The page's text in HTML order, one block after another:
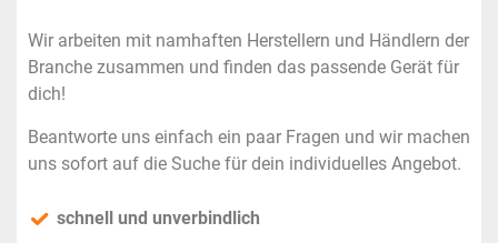
Wir arbeiten mit namhaften Herstellern und Händlern der
Branche zusammen und finden das passende Gerät für
dich!
Beantworte uns einfach ein paar Fragen und wir machen
uns sofort auf die Suche für dein individuelles Angebot.
schnell und unverbindlich